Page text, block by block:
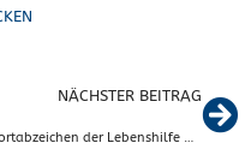
NÄCHSTER BEITRAG
Sportabzeichen der Lebenshilfe Wolfsburg